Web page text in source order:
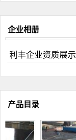
企业相册
利丰企业资质展示
产品目录